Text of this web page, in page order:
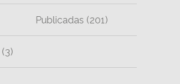
Publicadas (201)
(3)